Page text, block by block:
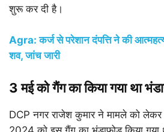
शुरू कर दी है।
Agra: कर्ज से परेशान दंपत्ति ने की
शव, जांच जारी
3 मई को गैंग का किया गया था
DCP नगर राजेश कुमार ने मामले को लेकर